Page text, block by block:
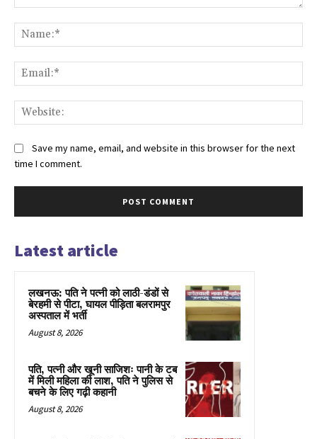
Save my name, email, and website in this browser for the next
time I comment.
Latest article
लखनऊ: पति ने पत्नी को लाठी-डंडों से
बेरहमी से पीटा, घायल पीड़िता बलरामपुर
अस्पताल में भर्ती
August 8, 2026
पति, पत्नी और खूनी साजिशः पानी के टब
में मिली महिला की लाश, पति ने पुलिस से
बचने के लिए गढ़ी कहानी
August 8, 2026